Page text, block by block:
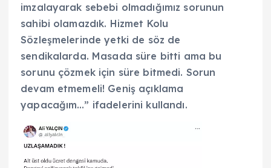
imzalayarak sebebi olmadığımız sorunun
sahibi olamazdık. Hizmet Kolu
Sözleşmelerinde yetki de söz de
sendikalarda. Masada süre bitti ama bu
sorunu çözmek için süre bitmedi. Sorun
devam etmemeli! Geniş açıklama
yapacağım…” ifadelerini kullandı.